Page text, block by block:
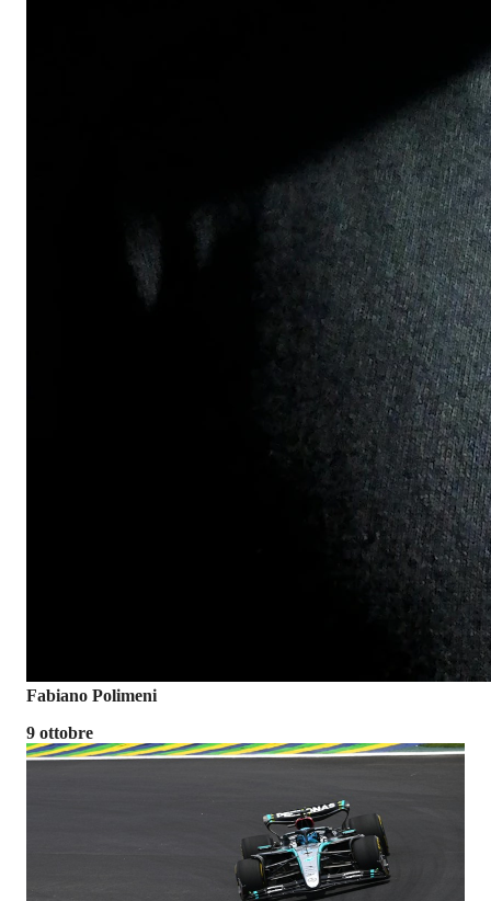
Fabiano Polimeni
9 ottobre